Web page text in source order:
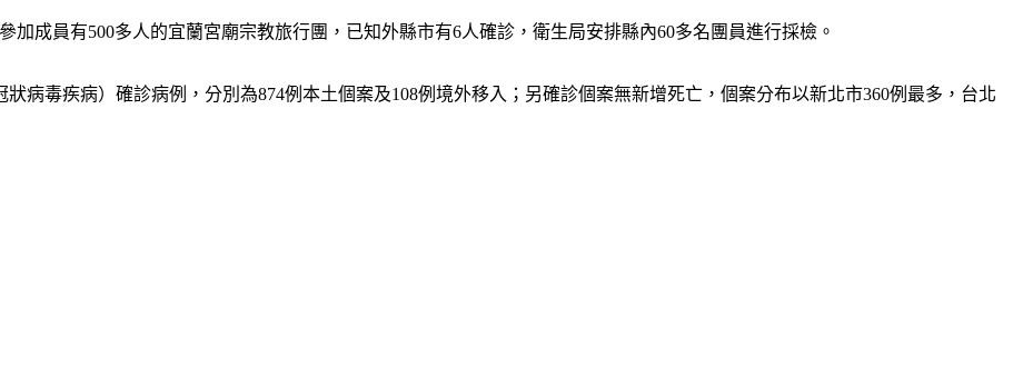
成員有500多人的宜蘭宮廟宗教旅行團，已知外縣市有6人確診，衛生局安排縣內60多名團員進行採檢。
病毒疾病）確診病例，分別為874例本土個案及108例境外移入；另確診個案無新增死亡，個案分布以新北市360例最多，台北